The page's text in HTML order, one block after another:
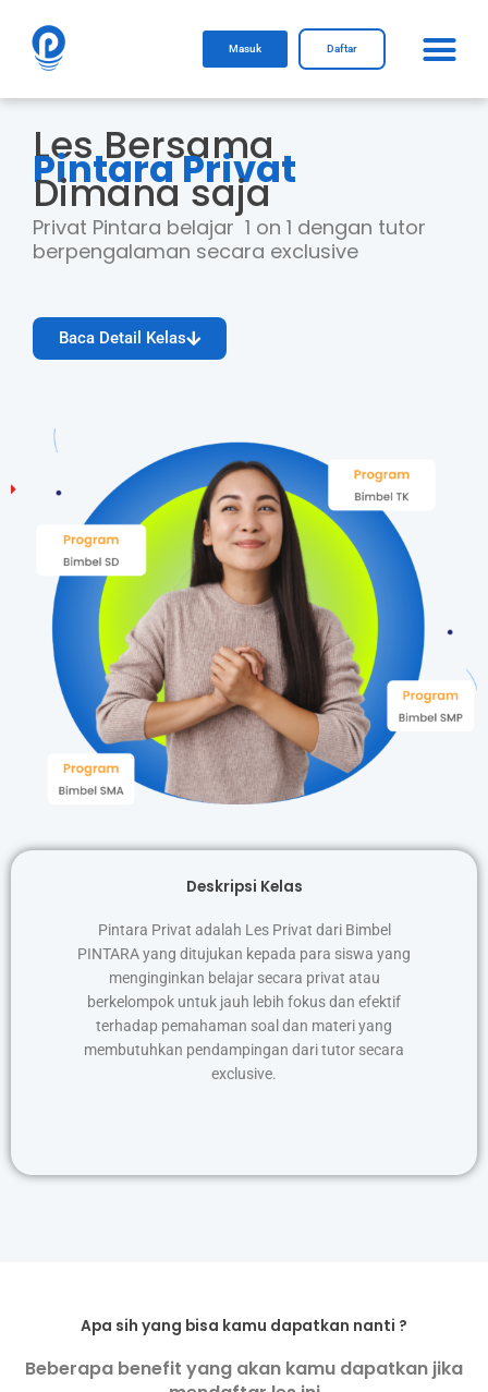
content
Masuk Daftar
Les Bersama
Pintara Privat
Dimana saja
Privat Pintara belajar 1 on 1 dengan tutor
berpengalaman secara exclusive
Baca Detail Kelas
Deskripsi Kelas
Pintara Privat adalah Les Privat dari Bimbel
PINTARA yang ditujukan kepada para siswa yang
menginginkan belajar secara privat atau
berkelompok untuk jauh lebih fokus dan efektif
terhadap pemahaman soal dan materi yang
membutuhkan pendampingan dari tutor secara
exclusive.
Apa sih yang bisa kamu dapatkan nanti ?
Beberapa benefit yang akan kamu dapatkan jika